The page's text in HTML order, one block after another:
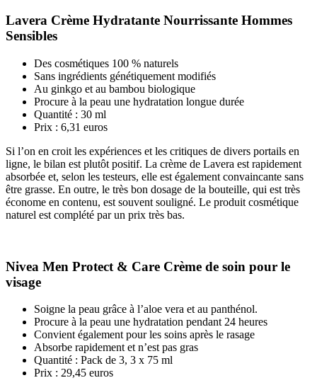
Lavera Crème Hydratante Nourrissante Hommes
Sensibles
Des cosmétiques 100 % naturels
Sans ingrédients génétiquement modifiés
Au ginkgo et au bambou biologique
Procure à la peau une hydratation longue durée
Quantité : 30 ml
Prix : 6,31 euros
Si l’on en croit les expériences et les critiques de divers portails en
ligne, le bilan est plutôt positif. La crème de Lavera est rapidement
absorbée et, selon les testeurs, elle est également convaincante sans
être grasse. En outre, le très bon dosage de la bouteille, qui est très
économe en contenu, est souvent souligné. Le produit cosmétique
naturel est complété par un prix très bas.
Nivea Men Protect & Care Crème de soin pour le
visage
Soigne la peau grâce à l’aloe vera et au panthénol.
Procure à la peau une hydratation pendant 24 heures
Convient également pour les soins après le rasage
Absorbe rapidement et n’est pas gras
Quantité : Pack de 3, 3 x 75 ml
Prix : 29,45 euros